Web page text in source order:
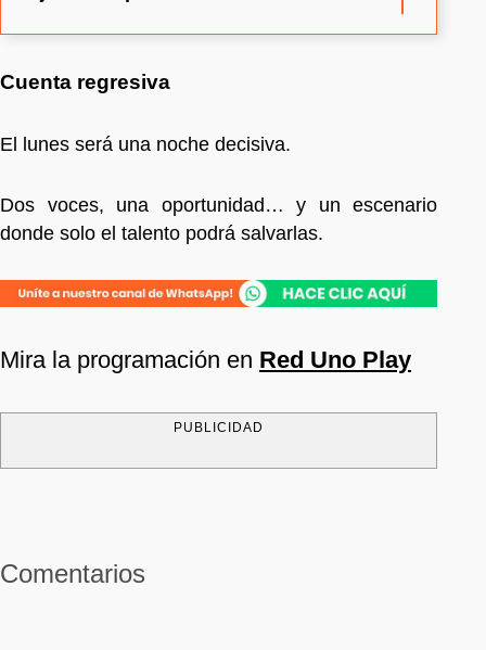
Cuenta regresiva
El lunes será una noche decisiva.
Dos voces, una oportunidad… y un escenario
donde solo el talento podrá salvarlas.
Mira la programación en Red Uno Play
PUBLICIDAD
Comentarios